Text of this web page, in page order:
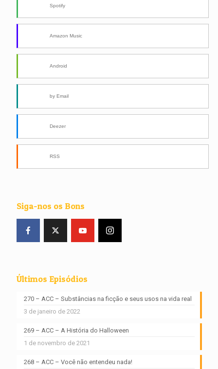
Spotify
Amazon Music
Android
by Email
Deezer
RSS
Siga-nos os Bons
Últimos Episódios
270 – ACC – Substâncias na ficção e seus usos na vida real
3 de janeiro de 2022
269 – ACC – A História do Halloween
1 de novembro de 2021
268 – ACC – Você não entendeu nada!